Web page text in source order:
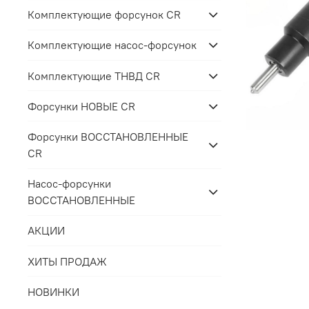
Комплектующие форсунок CR
Комплектующие насос-форсунок
Комплектующие ТНВД CR
Форсунки НОВЫЕ CR
Форсунки ВОССТАНОВЛЕННЫЕ
CR
Насос-форсунки
ВОССТАНОВЛЕННЫЕ
АКЦИИ
ХИТЫ ПРОДАЖ
НОВИНКИ